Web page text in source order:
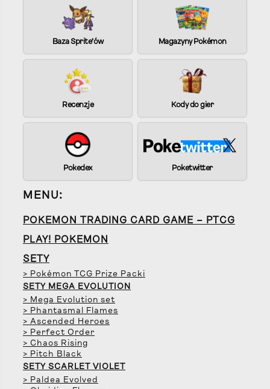
Baza Sprite’ów Magazyny Pokémon
Recenzje Kody do gier
Pokedex Poketwitter
MENU:
POKEMON TRADING CARD GAME – PTCG
PLAY! POKEMON
SETY
> Pokémon TCG Prize Packi
SETY MEGA EVOLUTION
> Mega Evolution set
> Phantasmal Flames
> Ascended Heroes
> Perfect Order
> Chaos Rising
> Pitch Black
SETY SCARLET VIOLET
> Paldea Evolved